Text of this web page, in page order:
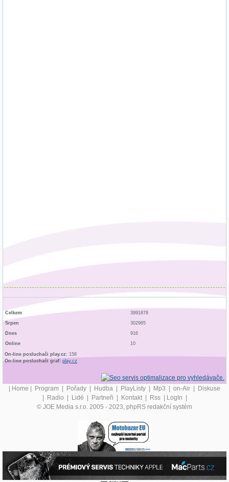
Celkem
3991878
Srpen
302965
Dnes
916
Online
10
On-line posluchači play.cz: 158
On-line posluchači graf: play.cz
| Home | Program | Pořady | Hudba | PlayListy | Mp3 | on-Air | Diskuse
| Radio | Lidé | Partneři | Kontakt | Rss | LogIn |
© JOE Media s.r.o. 2005 - 2023, phpRS redakční systém